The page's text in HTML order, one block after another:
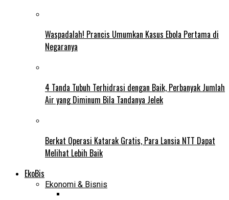
Waspadalah! Prancis Umumkan Kasus Ebola Pertama di
Negaranya
4 Tanda Tubuh Terhidrasi dengan Baik, Perbanyak Jumlah
Air yang Diminum Bila Tandanya Jelek
Berkat Operasi Katarak Gratis, Para Lansia NTT Dapat
Melihat Lebih Baik
EkoBis
Ekonomi & Bisnis